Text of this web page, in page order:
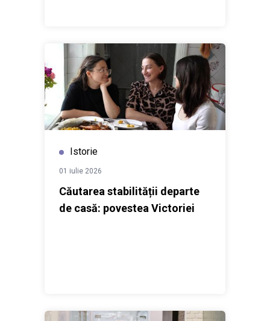
pentru Dezvoltare (ADA). Proiectul complementeaza
intervențiile din sectorul public care includ și
Programul național ,,Părinți angajați - copii la creșe”
implementat de Ministerul Muncii și Protecției Sociale.
Istorie
01 iulie 2026
Căutarea stabilității departe
de casă: povestea Victoriei